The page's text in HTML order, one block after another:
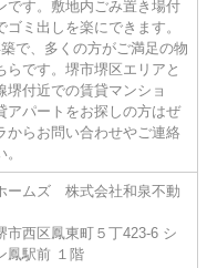
です。敷地内ごみ置き場付
ゴミ出しを楽にできます。
で、多くの方がご満足の物
らです。堺市堺区エリアと
堺付近での賃貸マンショ
アパートをお探しの方はぜ
からお問い合わせやご連絡
ームズ 株式会社和泉不動
市西区鳳東町５丁423-6 シ
鳳駅前 １階